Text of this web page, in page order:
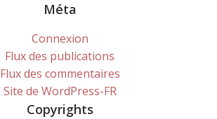
Méta
Connexion
Flux des publications
Flux des commentaires
Site de WordPress-FR
Copyrights